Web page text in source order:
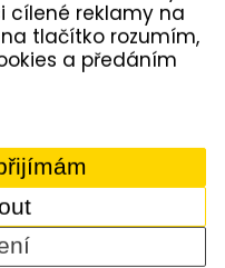
partner pro
autorizovaný servis
půjčovnu
se na prodej nářadí
Makita, NTC,
Dodáváme kamenivo
lomů.
s r. o. - Všechna práva
cílené reklamy na
tlačítko rozumím,
a předáním